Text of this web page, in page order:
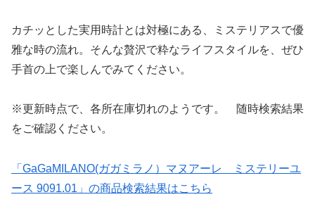
カチッとした実用時計とは対極にある、ミステリアスで優
雅な時の流れ。そんな贅沢で粋なライフスタイルを、ぜひ
手首の上で楽しんでみてください。
※更新時点で、各所在庫切れのようです。 随時検索結果
をご確認ください。
「GaGaMILANO(ガガミラノ）マヌアーレ ミステリーユ
ース 9091.01」の商品検索結果はこちら